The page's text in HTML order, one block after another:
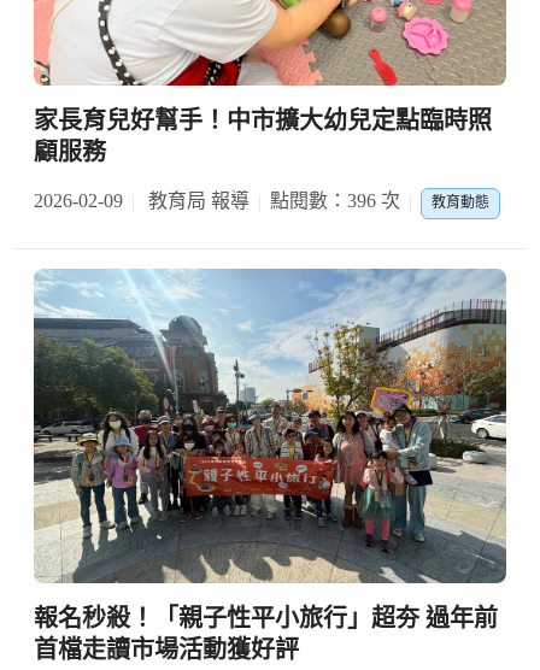
家長育兒好幫手！中市擴大幼兒定點臨時照
顧服務
2026-02-09 教育局 報導 點閱數：396 次 教育動態
報名秒殺！「親子性平小旅行」超夯 過年前
首檔走讀市場活動獲好評